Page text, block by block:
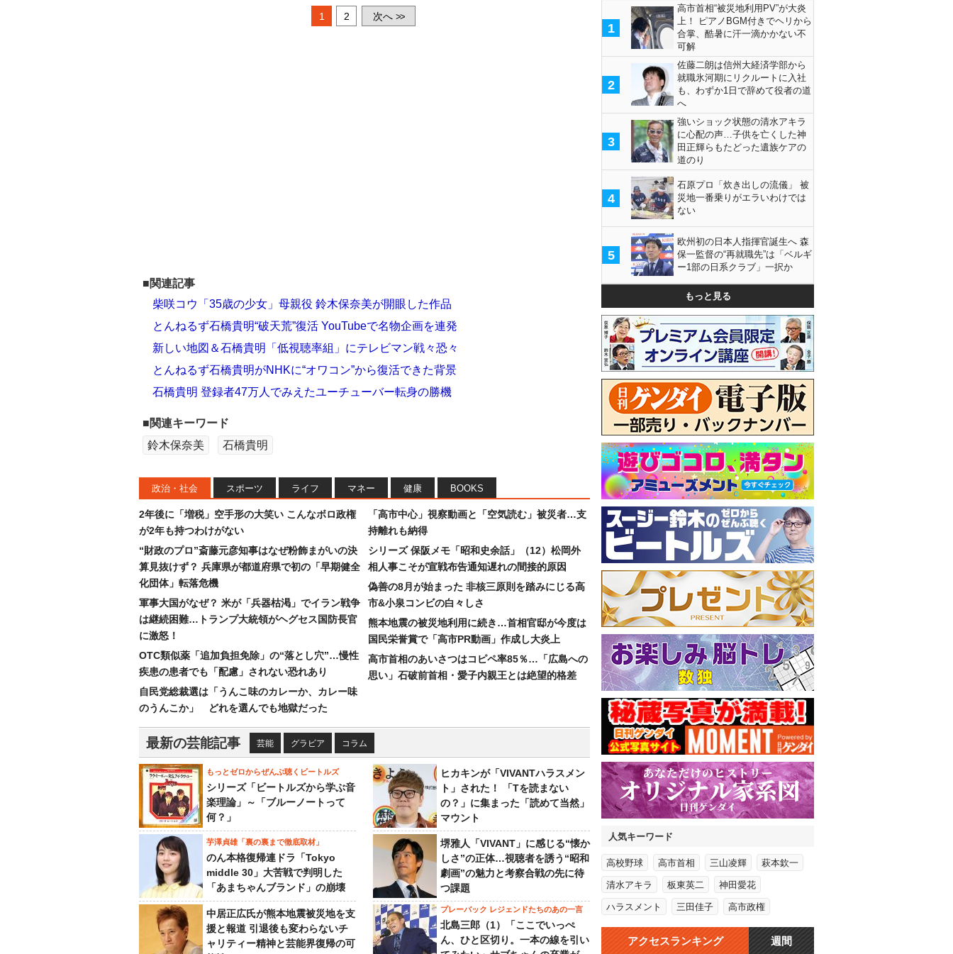
1 2 次へ >>
■関連記事
柴咲コウ「35歳の少女」母親役 鈴木保奈美が開眼した作品
とんねるず石橋貴明“破天荒”復活 YouTubeで名物企画を連発
新しい地図＆石橋貴明「低視聴率組」にテレビマン戦々恐々
とんねるず石橋貴明がNHKに“オワコン”から復活できた背景
石橋貴明 登録者47万人でみえたユーチューバー転身の勝機
■関連キーワード
鈴木保奈美
石橋貴明
政治・社会 スポーツ ライフ マネー 健康 BOOKS
2年後に「増税」空手形の大笑い こんなボロ政権
が2年も持つわけがない
“財政のプロ”斎藤元彦知事はなぜ粉飾まがいの決
算見抜けず？ 兵庫県が都道府県で初の「早期健全
化団体」転落危機
軍事大国がなぜ？ 米が「兵器枯渇」でイラン戦争
は継続困難…トランプ大統領がヘグセス国防長官
に激怒！
OTC類似薬「追加負担免除」の“落とし穴”…慢性
疾患の患者でも「配慮」されない恐れあり
自民党総裁選は「うんこ味のカレーか、カレー味
のうんこか」 どれを選んでも地獄だった
「高市中心」視察動画と「空気読む」被災者…支
持離れも納得
シリーズ 保阪メモ「昭和史余話」（12）松岡外
相人事こそが宣戦布告通知遅れの間接的原因
偽善の8月が始まった 非核三原則を踏みにじる高
市&小泉コンビの白々しさ
熊本地震の被災地利用に続き…首相官邸が今度は
国民栄誉賞で「高市PR動画」作成し大炎上
高市首相のあいさつはコピペ率85％…「広島への
思い」石破前首相・愛子内親王とは絶望的格差
最新の芸能記事 芸能 グラビア コラム
もっとゼロからぜんぶ聴くビートルズ
シリーズ「ビートルズから学ぶ音
楽理論」～「ブルーノートって
何？」
ヒカキンが「VIVANTハラスメン
ト」された！ 「Tを読まない
の？」に集まった「読めて当然」
マウント
芋澤貞雄「裏の裏まで徹底取材」
のん本格復帰連ドラ「Tokyo
middle 30」大苦戦で判明した
「あまちゃんブランド」の崩壊
堺雅人「VIVANT」に感じる“懐か
しさ”の正体…視聴者を誘う“昭和
劇画”の魅力と考察合戦の先に待
つ課題
中居正広氏が熊本地震被災地を支
援と報道 引退後も変わらないチ
ャリティー精神と芸能界復帰の可
プレーバック レジェンドたちのあの一言
北島三郎（1）「ここでいっぺ
ん、ひと区切り。一本の線を引い
1
高市首相“被災地利用PV”が大炎
上！ ピアノBGM付きでヘリから
合掌、酷暑に汗一滴かかない不
可解
2
佐藤二朗は信州大経済学部から
就職氷河期にリクルートに入社
も、わずか1日で辞めて役者の道
へ
3
強いショック状態の清水アキラ
に心配の声…子供を亡くした神
田正輝らもたどった遺族ケアの
道のり
4
石原プロ「炊き出しの流儀」 被
災地一番乗りがエラいわけでは
ない
5
欧州初の日本人指揮官誕生へ 森
保一監督の“再就職先”は「ベルギ
ー1部の日系クラブ」一択か
もっと見る
人気キーワード
高校野球 高市首相 三山凌輝 萩本欽一
清水アキラ 板東英二 神田愛花
ハラスメント 三田佳子 高市政権
アクセスランキング 週間